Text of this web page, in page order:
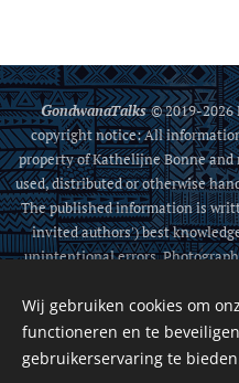
GondwanaTalks© 2019-2026
copyright notice: All
property of Kathelijne Bonne and
used, distributed or otherwise
The published information is
invited authors') best
unintentional errors.
Wij gebruiken cookies om
functioneren en te
gebruikerservaring te